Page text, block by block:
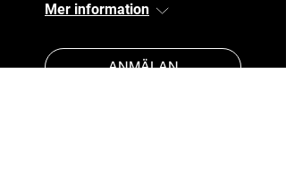
Mer information
ANMÄLAN